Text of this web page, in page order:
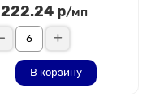
222.24 р/мп
В корзину